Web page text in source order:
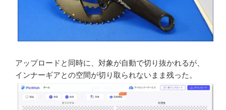
アップロードと同時に、対象が自動で切り抜かれるが、
インナーギアとの空間が切り取られないまま残った。